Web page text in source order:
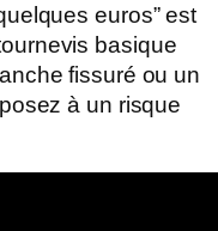
euros” est
basique
fissuré ou un
à un risque